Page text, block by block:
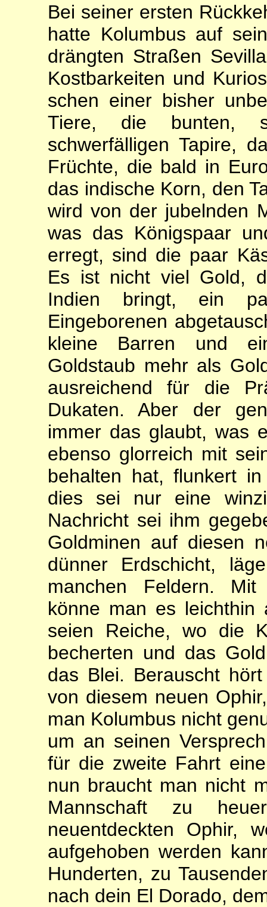
Bei seiner ersten
hatte Kolumbus auf
drängten Straßen
Kostbarkeiten und
schen einer bisher
Tiere, die bunten,
schwerfälligen Tapire,
Früchte, die bald in
das indische Korn, den
wird von der jubelnden
was das Königspaar
erregt, sind die paar
Es ist nicht viel Gold,
Indien bringt, ein
Eingeborenen
kleine Barren und
Goldstaub mehr als
ausreichend für die
Dukaten. Aber der
immer das glaubt, was
ebenso glorreich mit
behalten hat, flunkert in
dies sei nur eine
Nachricht sei ihm
Goldminen auf diesen
dünner Erdschicht,
manchen Feldern.
könne man es leichthin
seien Reiche, wo die
becherten und das
das Blei. Berauscht
von diesem neuen
man Kolumbus nicht
um an seinen
für die zweite Fahrt
nun braucht man nicht
Mannschaft zu
neuentdeckten Ophir,
aufgehoben werden
Hunderten, zu
nach dein El Do­rado,